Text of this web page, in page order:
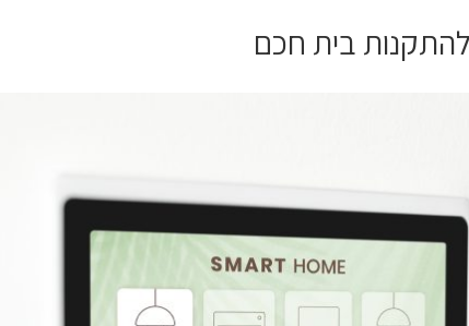
בית חכם